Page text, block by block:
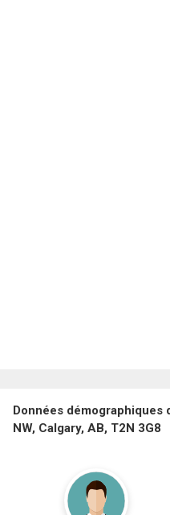
Données démographiques
NW, Calgary, AB, T2N 3G8